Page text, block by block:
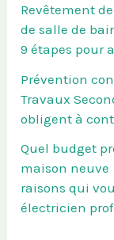
Revêtement
de salle de
9 étapes pour
Prévention
Travaux
obligent à
Quel budget
maison neuve
raisons qui
électricien